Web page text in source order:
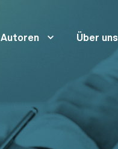
Autoren Über uns